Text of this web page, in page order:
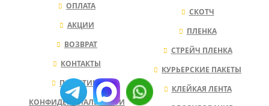
СКОТЧ
ПЛЕНКА
СТРЕЙЧ ПЛЕНКА
КУРЬЕРСКИЕ ПАКЕТЫ
КЛЕЙКАЯ ЛЕНТА
ОПЛАТА
АКЦИИ
ВОЗВРАТ
КОНТАКТЫ
ПОЛИТИКА
КОНФИДЕНЦИАЛЬНОСТИ